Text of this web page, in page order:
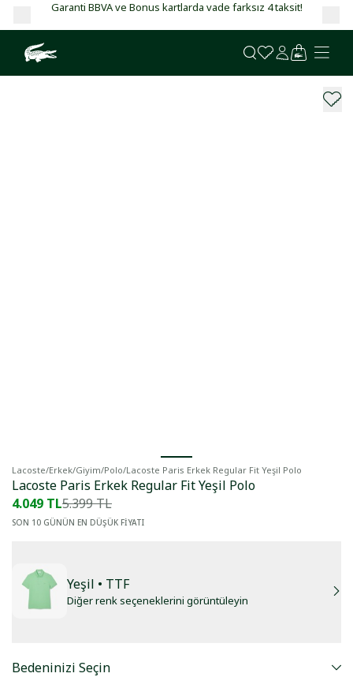
Garanti BBVA ve Bonus kartlarda vade farksız 4 taksit!
Lacoste/Erkek/Giyim/Polo/Lacoste Paris Erkek Regular Fit Yeşil Polo
Lacoste Paris Erkek Regular Fit Yeşil Polo
4.049 TL5.399 TL
SON 10 GÜNÜN EN DÜŞÜK FİYATI
Yeşil • TTF
Diğer renk seçeneklerini görüntüleyin
Bedeninizi Seçin